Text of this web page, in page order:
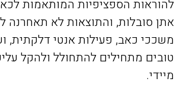
להוראות הספציפיות המותאמות
אתן סובלות, והתוצאות לא תאחרנה
משככי כאב, פעילות אנטי דלקתית,
טובים מתחילים להתחולל ולהקל
מיידי.